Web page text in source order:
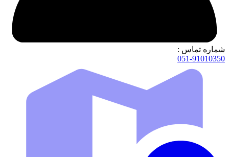
شماره تماس :
051-91010350